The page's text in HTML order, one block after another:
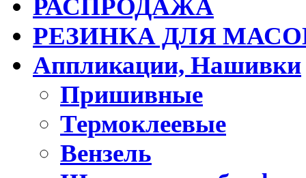
РАСПРОДАЖА
РЕЗИНКА ДЛЯ
Аппликации, Нашивки
Пришивные
Термоклеевые
Вензель